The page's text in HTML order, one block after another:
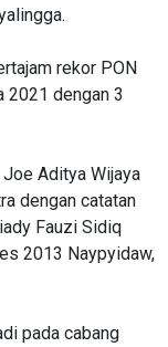
rekor PON
2021 dengan 3
Aditya Wijaya
dengan catatan
Fauzi Sidiq
2013 Naypyidaw,
pada cabang